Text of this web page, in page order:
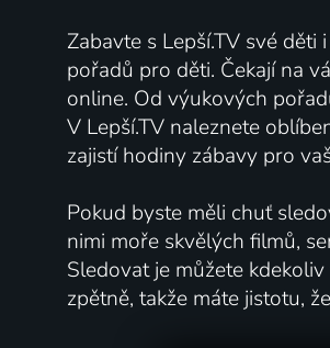
Zabavte s Lepší.TV své
pořadů pro děti. Čekají na
online. Od výukových
V Lepší.TV naleznete
zajistí hodiny zábavy pro
Pokud byste měli chuť
nimi moře skvělých filmů,
Sledovat je můžete
zpětně, takže máte jistotu,